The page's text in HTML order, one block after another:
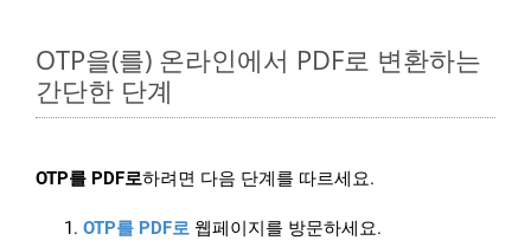
OTP을(를) 온라인에서 PDF로 변환하는
간단한 단계
OTP를 PDF로하려면 다음 단계를 따르세요.
OTP를 PDF로 웹페이지를 방문하세요.